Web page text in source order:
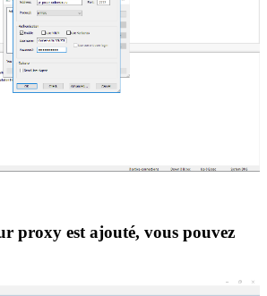
proxy est ajouté, vous pouvez